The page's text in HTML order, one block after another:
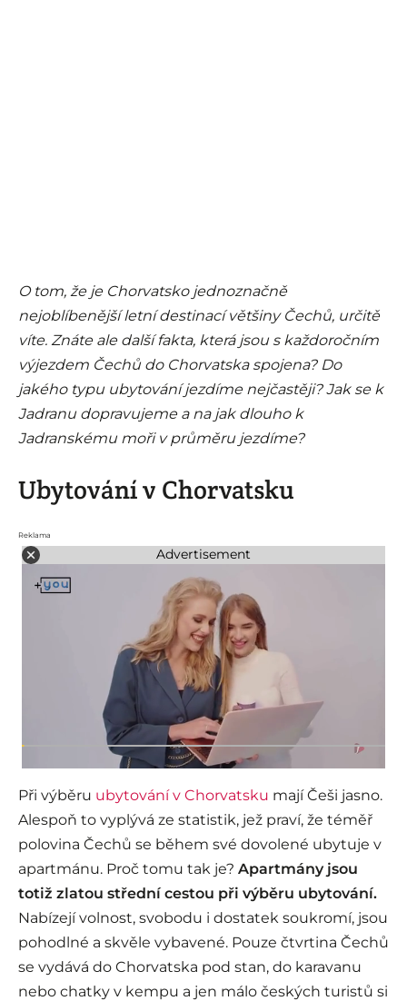
O tom, že je Chorvatsko jednoznačně
nejoblíbenější letní destinací většiny Čechů, určitě
víte. Znáte ale další fakta, která jsou s každoročním
výjezdem Čechů do Chorvatska spojena? Do
jakého typu ubytování jezdíme nejčastěji? Jak se k
Jadranu dopravujeme a na jak dlouho k
Jadranskému moři v průměru jezdíme?
Ubytování v Chorvatsku
Reklama
Advertisement
Při výběru ubytování v Chorvatsku mají Češi jasno.
Alespoň to vyplývá ze statistik, jež praví, že téměř
polovina Čechů se během své dovolené ubytuje v
apartmánu. Proč tomu tak je? Apartmány jsou
totiž zlatou střední cestou při výběru ubytování.
Nabízejí volnost, svobodu i dostatek soukromí, jsou
pohodlné a skvěle vybavené. Pouze čtvrtina Čechů
se vydává do Chorvatska pod stan, do karavanu
nebo chatky v kempu a jen málo českých turistů si